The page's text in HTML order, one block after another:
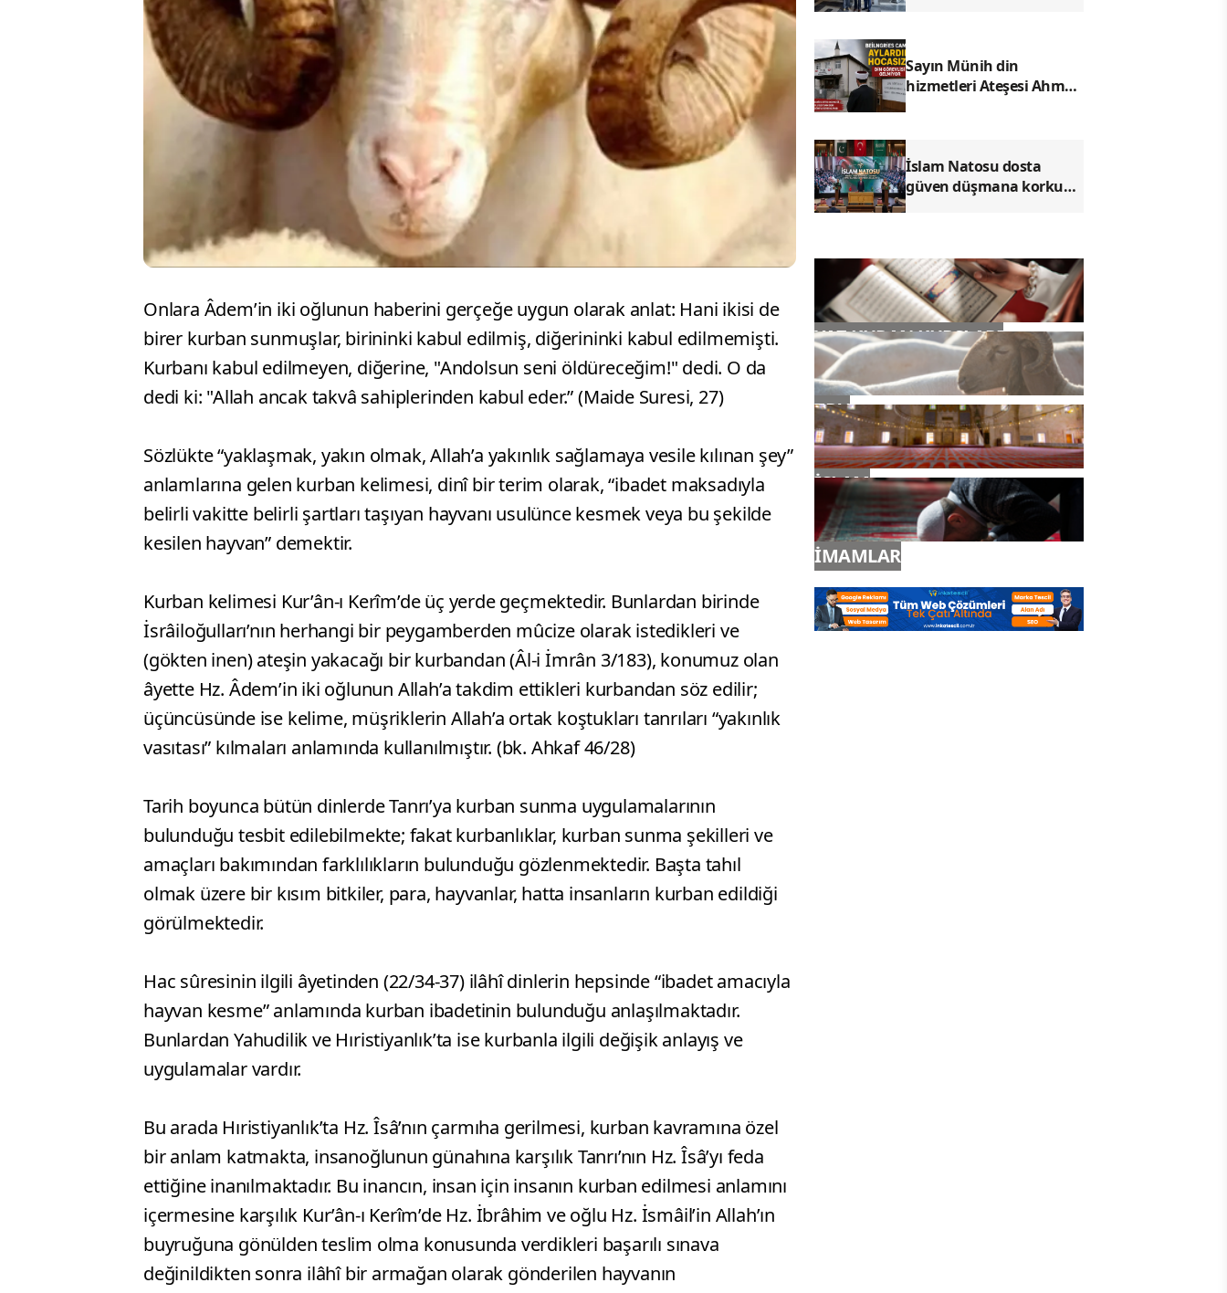
Onlara Âdem’in iki oğlunun haberini gerçeğe uygun olarak anlat: Hani ikisi de
birer kurban sunmuşlar, birininki kabul edilmiş, diğerininki kabul edilmemişti.
Kurbanı kabul edilmeyen, diğerine, "Andolsun seni öldüreceğim!" dedi. O da
dedi ki: "Allah ancak takvâ sahiplerinden kabul eder.” (Maide Suresi, 27)
Sözlükte “yaklaşmak, yakın olmak, Allah’a yakınlık sağlamaya vesile kılınan şey”
anlamlarına gelen kurban kelimesi, dinî bir terim olarak, “ibadet maksadıyla
belirli vakitte belirli şartları taşıyan hayvanı usulünce kesmek veya bu şekilde
kesilen hayvan” demektir.
Kurban kelimesi Kur’ân-ı Kerîm’de üç yerde geçmektedir. Bunlardan birinde
İsrâiloğulları’nın herhangi bir peygamberden mûcize olarak istedikleri ve
(gökten inen) ateşin yakacağı bir kurbandan (Âl-i İmrân 3/183), konumuz olan
âyette Hz. Âdem’in iki oğlunun Allah’a takdim ettikleri kurbandan söz edilir;
üçüncüsünde ise kelime, müşriklerin Allah’a ortak koştukları tanrıları “yakınlık
vasıtası” kılmaları anlamında kullanılmıştır. (bk. Ahkaf 46/28)
Tarih boyunca bütün dinlerde Tanrı’ya kurban sunma uygulamalarının
bulunduğu tesbit edilebilmekte; fakat kurbanlıklar, kurban sunma şekilleri ve
amaçları bakımından farklılıkların bulunduğu gözlenmektedir. Başta tahıl
olmak üzere bir kısım bitkiler, para, hayvanlar, hatta insanların kurban edildiği
görülmektedir.
Hac sûresinin ilgili âyetinden (22/34-37) ilâhî dinlerin hepsinde “ibadet amacıyla
hayvan kesme” anlamında kurban ibadetinin bulunduğu anlaşılmaktadır.
Bunlardan Yahudilik ve Hıristiyanlık’ta ise kurbanla ilgili değişik anlayış ve
uygulamalar vardır.
Bu arada Hıristiyanlık’ta Hz. Îsâ’nın çarmıha gerilmesi, kurban kavramına özel
bir anlam katmakta, insanoğlunun günahına karşılık Tanrı’nın Hz. Îsâ’yı feda
ettiğine inanılmaktadır. Bu inancın, insan için insanın kurban edilmesi anlamını
içermesine karşılık Kur’ân-ı Kerîm’de Hz. İbrâhim ve oğlu Hz. İsmâil’in Allah’ın
buyruğuna gönülden teslim olma konusunda verdikleri başarılı sınava
değinildikten sonra ilâhî bir armağan olarak gönderilen hayvanın
Sayın Münih din
hizmetleri Ateşesi Ahmet
İslam Natosu dosta
güven düşmana korku
YAZ KURAN KURSLARI
TDV
İSLAM
İMAMLAR